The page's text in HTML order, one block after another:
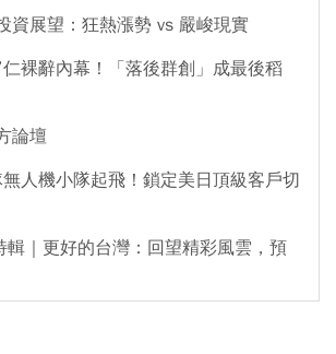
資展望：狂熱漲勢 vs 嚴峻現實
裸辭內幕！「落後群創」成最後稻
論壇
人機小隊起飛！鎖定美日頂級客戶切
｜更好的台灣：回望精彩風雲，預